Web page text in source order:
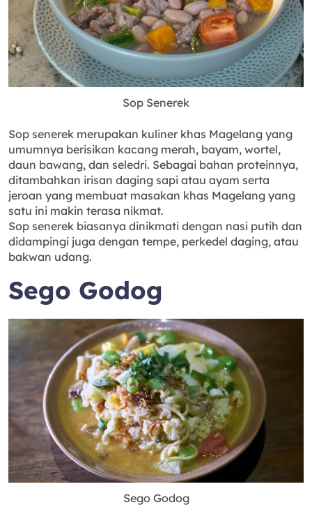
Sop Senerek
Sop senerek merupakan kuliner khas Magelang yang
umumnya berisikan kacang merah, bayam, wortel,
daun bawang, dan seledri. Sebagai bahan proteinnya,
ditambahkan irisan daging sapi atau ayam serta
jeroan yang membuat masakan khas Magelang yang
satu ini makin terasa nikmat.
Sop senerek biasanya dinikmati dengan nasi putih dan
didampingi juga dengan tempe, perkedel daging, atau
bakwan udang.
Sego Godog
Sego Godog